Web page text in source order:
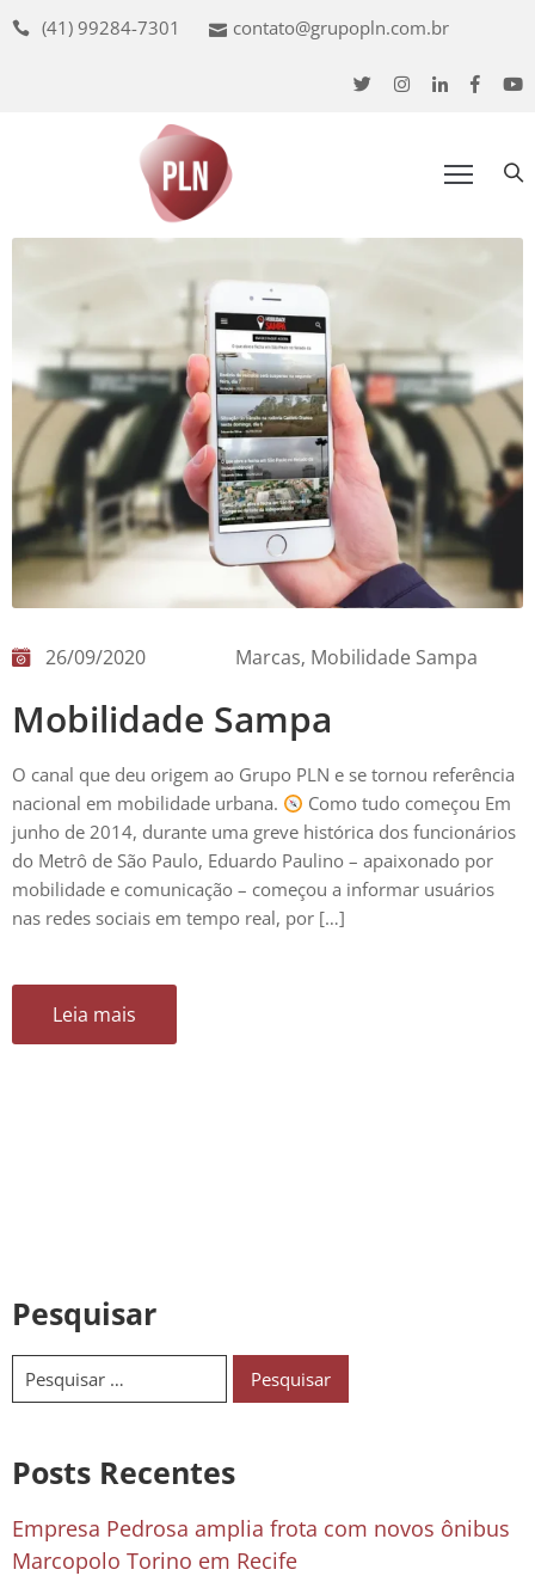
(41) 99284-7301 contato@grupopln.com.br
26/09/2020 Marcas‚ Mobilidade Sampa
Mobilidade Sampa
O canal que deu origem ao Grupo PLN e se tornou referência
nacional em mobilidade urbana.
Como tudo começou Em
junho de 2014, durante uma greve histórica dos funcionários
do Metrô de São Paulo, Eduardo Paulino – apaixonado por
mobilidade e comunicação – começou a informar usuários
nas redes sociais em tempo real, por […]
Leia mais
Pesquisar
Posts Recentes
Empresa Pedrosa amplia frota com novos ônibus
Marcopolo Torino em Recife